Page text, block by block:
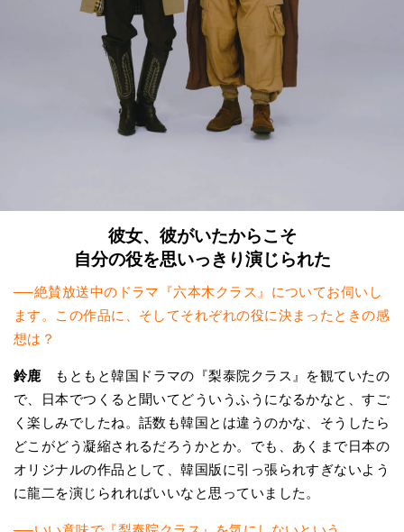
彼女、彼がいたからこそ
自分の役を思いっきり演じられた
──絶賛放送中のドラマ『六本木クラス』についてお伺いし
ます。この作品に、そしてそれぞれの役に決まったときの感
想は？
鈴鹿 もともと韓国ドラマの『梨泰院クラス』を観ていたの
で、日本でつくると聞いてどういうふうになるかなと、すご
く楽しみでしたね。話数も韓国とは違うのかな、そうしたら
どこがどう凝縮されるだろうかとか。でも、あくまで日本の
オリジナルの作品として、韓国版に引っ張られすぎないよう
に龍二を演じられればいいなと思っていました。